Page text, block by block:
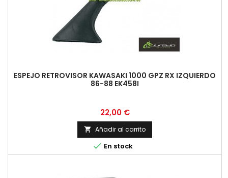
ESPEJO RETROVISOR KAWASAKI 1000 GPZ RX IZQUIERDO
86-88 EK458I
Precio
22,00 €
 Añadir al carrito
 En stock